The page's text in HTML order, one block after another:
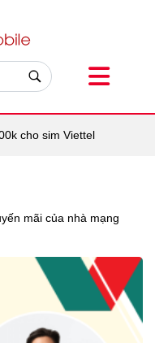
cho sim Viettel
mãi của nhà mạng